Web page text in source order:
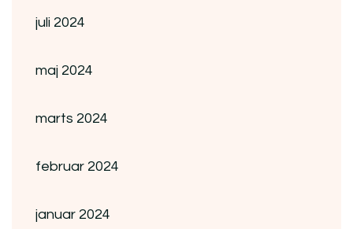
juli 2024
maj 2024
marts 2024
februar 2024
januar 2024